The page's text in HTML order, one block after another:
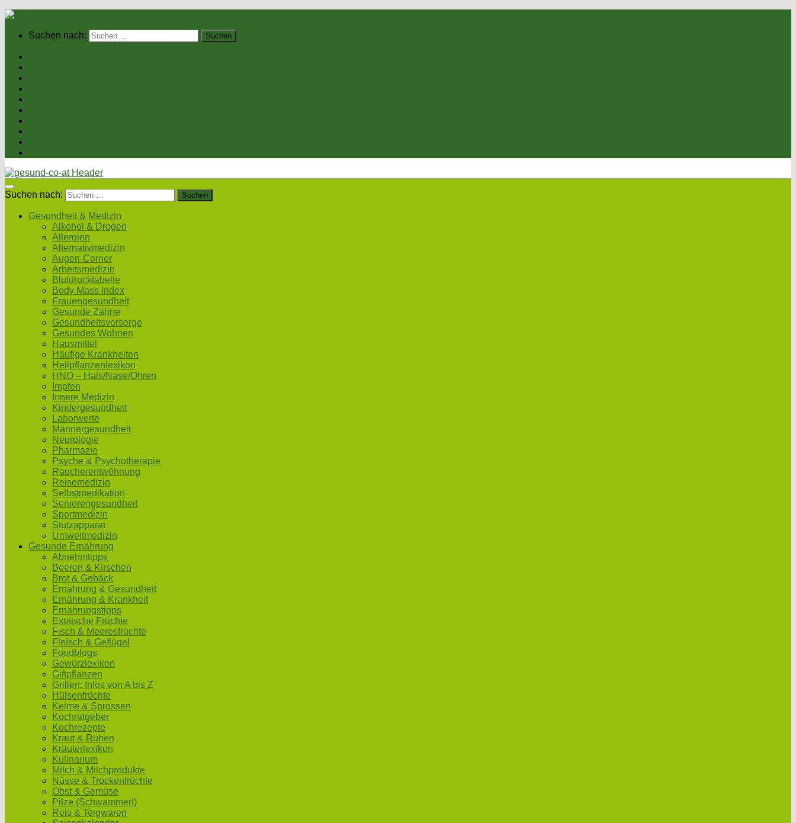
Suchen nach:
Suchen nach:
Gesundheit & Medizin
Alkohol & Drogen
Allergien
Alternativmedizin
Augen-Corner
Arbeitsmedizin
Blutdrucktabelle
Body Mass Index
Frauengesundheit
Gesunde Zähne
Gesundheitsvorsorge
Gesundes Wohnen
Hausmittel
Häufige Krankheiten
Heilpflanzenlexikon
HNO – Hals/Nase/Ohren
Impfen
Innere Medizin
Kindergesundheit
Laborwerte
Männergesundheit
Neurologie
Pharmazie
Psyche & Psychotherapie
Raucherentwöhnung
Reisemedizin
Selbstmedikation
Seniorengesundheit
Sportmedizin
Stützapparat
Umweltmedizin
Gesunde Ernährung
Abnehmtipps
Beeren & Kirschen
Brot & Gebäck
Ernährung & Gesundheit
Ernährung & Krankheit
Ernährungstipps
Exotische Früchte
Fisch & Meeresfrüchte
Fleisch & Geflügel
Foodblogs
Gewürzlexikon
Giftpflanzen
Grillen: Infos von A bis Z
Hülsenfrüchte
Keime & Sprossen
Kochratgeber
Kochrezepte
Kraut & Rüben
Kräuterlexikon
Kulinarium
Milch & Milchprodukte
Nüsse & Trockenfrüchte
Obst & Gemüse
Pilze (Schwammerl)
Reis & Teigwaren